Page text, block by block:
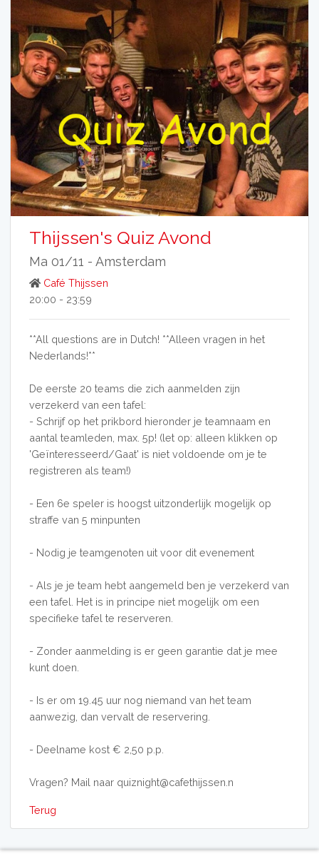
Thijssen's Quiz Avond
Ma 01/11 - Amsterdam
Café Thijssen
20:00 - 23:59
**All questions are in Dutch! **Alleen vragen in het
Nederlands!**
De eerste 20 teams die zich aanmelden zijn
verzekerd van een tafel:
- Schrijf op het prikbord hieronder je teamnaam en
aantal teamleden, max. 5p! (let op: alleen klikken op
'Geïnteresseerd/Gaat' is niet voldoende om je te
registreren als team!)
- Een 6e speler is hoogst uitzonderlijk mogelijk op
straffe van 5 minpunten
- Nodig je teamgenoten uit voor dit evenement
- Als je je team hebt aangemeld ben je verzekerd van
een tafel. Het is in principe niet mogelijk om een
specifieke tafel te reserveren.
- Zonder aanmelding is er geen garantie dat je mee
kunt doen.
- Is er om 19.45 uur nog niemand van het team
aanwezig, dan vervalt de reservering.
- Deelname kost € 2,50 p.p.
Vragen? Mail naar quiznight@cafethijssen.n
Terug